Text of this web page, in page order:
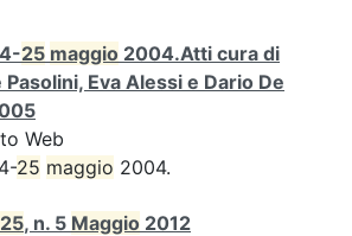
25 maggio 2004.Atti cura di
Eva Alessi e Dario De
Web
25 maggio 2004.
25, n. 5 Maggio 2012